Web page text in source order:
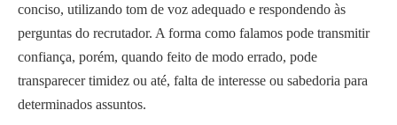
conciso, utilizando tom de voz adequado e respondendo às
perguntas do recrutador. A forma como falamos pode transmitir
confiança, porém, quando feito de modo errado, pode
transparecer timidez ou até, falta de interesse ou sabedoria para
determinados assuntos.